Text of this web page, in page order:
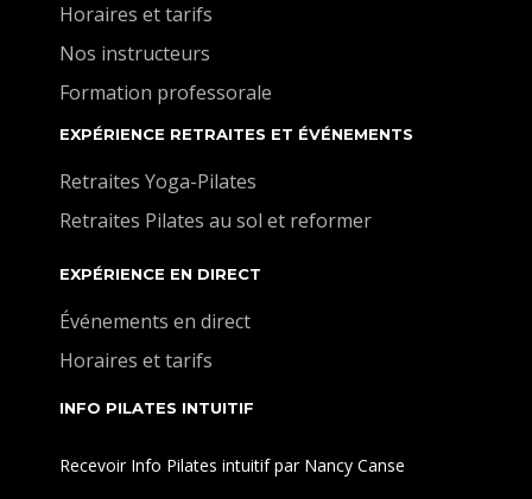
Horaires et tarifs
Nos instructeurs
Formation professorale
EXPÉRIENCE RETRAITES ET ÉVÉNEMENTS
Retraites Yoga-Pilates
Retraites Pilates au sol et reformer
EXPÉRIENCE EN DIRECT
Événements en direct
Horaires et tarifs
INFO PILATES INTUITIF
Recevoir Info Pilates intuitif par Nancy Canse